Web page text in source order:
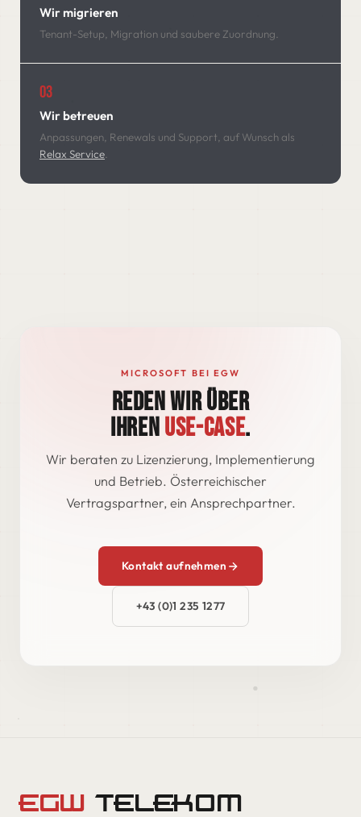
Wir migrieren
Tenant-Setup, Migration und saubere Zuordnung.
03
Wir betreuen
Anpassungen, Renewals und Support, auf Wunsch als
Relax Service
MICROSOFT BEI EGW
REDEN WIR ÜBER
IHRENUSE-CASE.
Wir beraten zu Lizenzierung, Implementierung
und Betrieb. Österreichischer
Vertragspartner, ein Ansprechpartner.
Kontakt aufnehmen
+43 (0)1 235 1277
EGW TELEKOM